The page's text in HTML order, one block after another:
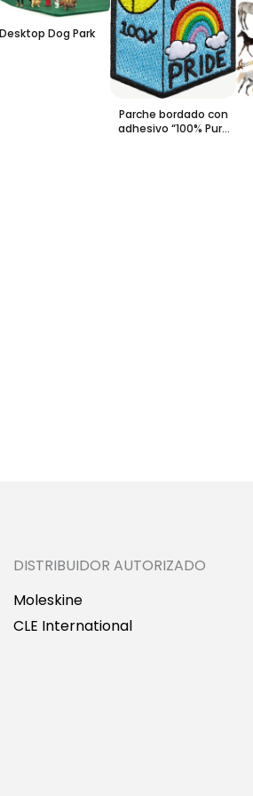
Desktop Dog Park
Parche bordado con
adhesivo “100% Pure
DISTRIBUIDOR AUTORIZADO
Moleskine
CLE International